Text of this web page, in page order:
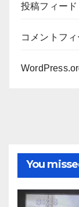
投稿フィード
コメントフィ
You